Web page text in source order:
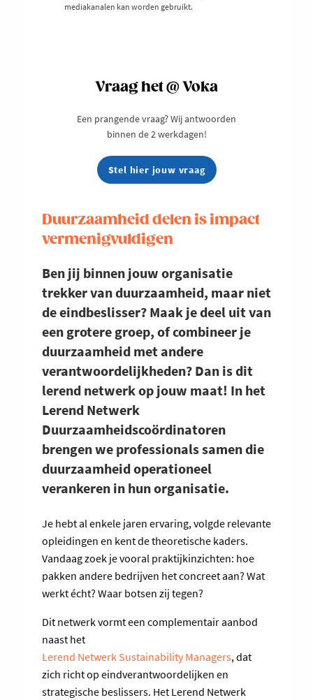
Duurzaamheid delen is impact
vermenigvuldigen
Ben jij binnen jouw organisatie
trekker van duurzaamheid, maar niet
de eindbeslisser? Maak je deel uit van
een grotere groep, of combineer je
duurzaamheid met andere
verantwoordelijkheden? Dan is dit
lerend netwerk op jouw maat! In het
Lerend Netwerk
Duurzaamheidscoördinatoren
brengen we professionals samen die
duurzaamheid operationeel
verankeren in hun organisatie.
Je hebt al enkele jaren ervaring, volgde relevante
opleidingen en kent de theoretische kaders.
Vandaag zoek je vooral praktijkinzichten: hoe
pakken andere bedrijven het concreet aan? Wat
werkt écht? Waar botsen zij tegen?
Dit netwerk vormt een complementair aanbod
naast het
Lerend Netwerk Sustainability Managers, dat
zich richt op eindverantwoordelijken en
strategische beslissers. Het Lerend Netwerk
mediakanalen kan worden gebruikt.
Vraag het @ Voka
Een prangende vraag? Wij antwoorden
binnen de 2 werkdagen!
Stel hier jouw vraag